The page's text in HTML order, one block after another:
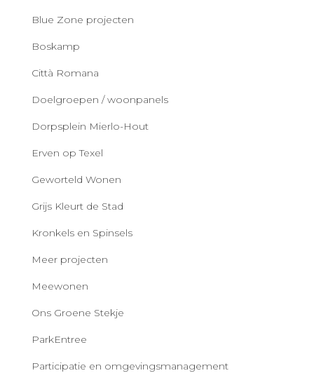
Blue Zone projecten
Boskamp
Città Romana
Doelgroepen / woonpanels
Dorpsplein Mierlo-Hout
Erven op Texel
Geworteld Wonen
Grijs Kleurt de Stad
Kronkels en Spinsels
Meer projecten
Meewonen
Ons Groene Stekje
ParkEntree
Participatie en omgevingsmanagement